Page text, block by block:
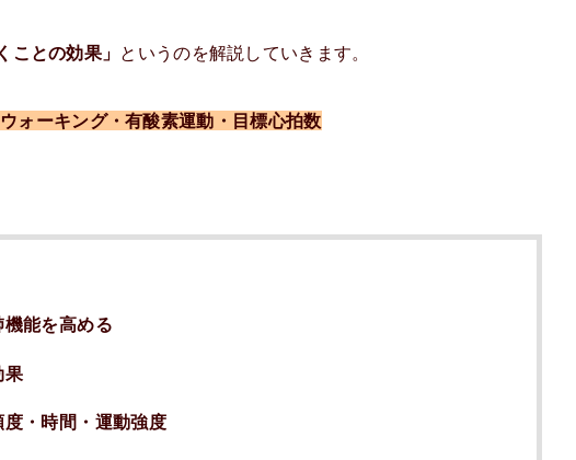
ことの効果」 というのを解説していきます。
ォーキング・有酸素運動・目標心拍数
能を高める
果
度・時間・運動強度